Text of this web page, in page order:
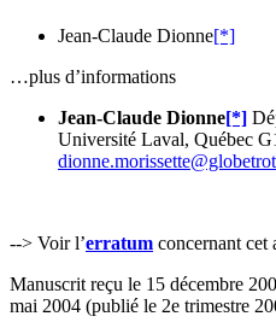
Jean-Claude Dionne[*]
…plus d’informations
Jean-Claude Dionne[*]
Université Laval, Québec
--> Voir l’erratum concernant cet
Manuscrit reçu le 15 décembre
mai 2004 (publié le 2e trimestre